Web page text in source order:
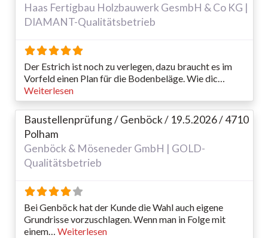
Haas Fertigbau Holzbauwerk GesmbH & Co KG |
DIAMANT-Qualitätsbetrieb
Der Estrich ist noch zu verlegen, dazu braucht es im
Vorfeld einen Plan für die Bodenbeläge. Wie dic…
Weiterlesen
Baustellenprüfung / Genböck / 19.5.2026 / 4710
Polham
Genböck & Möseneder GmbH | GOLD-
Qualitätsbetrieb
Bei Genböck hat der Kunde die Wahl auch eigene
Grundrisse vorzuschlagen. Wenn man in Folge mit
einem… Weiterlesen